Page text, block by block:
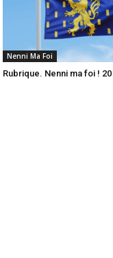
Nenni Ma Foi
Rubrique. Nenni ma foi !